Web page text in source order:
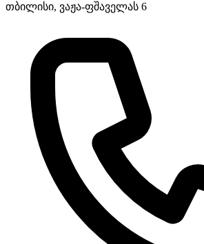
თბილისი, ვაჟა-ფშაველას 6